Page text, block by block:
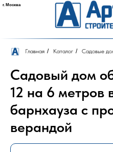
г. Москва
Главная / Каталог / Садовые
Садовый дом
12 на 6 метров
барнхауза с
верандой
Назад